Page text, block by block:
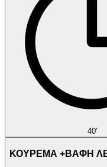
40'
ΚΟΥΡΕΜΑ +ΒΑΦΗ